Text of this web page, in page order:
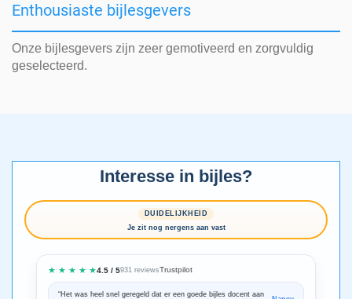
Enthousiaste bijlesgevers
Onze bijlesgevers zijn zeer gemotiveerd en zorgvuldig
geselecteerd.
Interesse in bijles?
DUIDELIJKHEID
Je zit nog nergens aan vast
★ ★ ★ ★ ★4.5 / 5931 reviewsTrustpilot
“Het was heel snel geregeld dat er een goede bijles docent aan